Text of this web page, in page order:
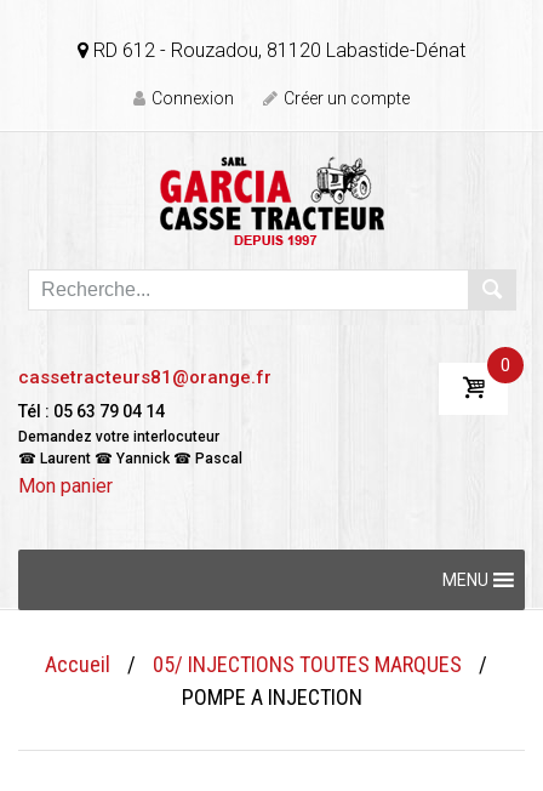
RD 612 - Rouzadou, 81120 Labastide-Dénat
Connexion Créer un compte
cassetracteurs81@orange.fr
Tél : 05 63 79 04 14
Demandez votre interlocuteur
☎ Laurent ☎ Yannick ☎ Pascal
Mon panier
0
MENU
Accueil / 05/ INJECTIONS TOUTES MARQUES
/
POMPE A INJECTION